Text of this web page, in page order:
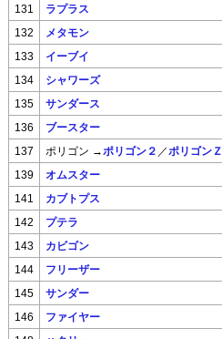
131 ラプラス
132 メタモン
133 イーブイ
134 シャワーズ
135 サンダース
136 ブースター
137 ポリゴン →ポリゴン２ ／ポリゴンＺ
139 オムスター
141 カブトプス
142 プテラ
143 カビゴン
144 フリーザー
145 サンダー
146 ファイヤー